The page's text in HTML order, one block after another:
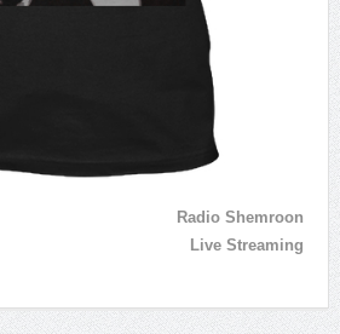
Radio Shemroon
Live Streaming